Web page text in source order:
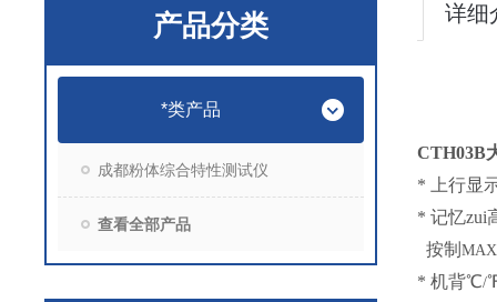
产品分类
*类产品
成都粉体综合特性测试仪
查看全部产品
详细
CTH03B
*
上行显
* 记忆zui
按制
* 机背℃/